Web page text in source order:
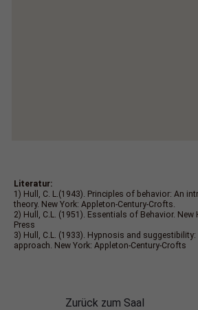
Literatur:
1) Hull, C. L.(1943). Principles of behavior: An
theory. New York: Appleton-Century-Crofts.
2) Hull, C.L. (1951). Essentials of Behavior. New
Press
3) Hull, C.L. (1933). Hypnosis and suggestibility:
approach. New York: Appleton-Century-Crofts
Zurück zum Saal